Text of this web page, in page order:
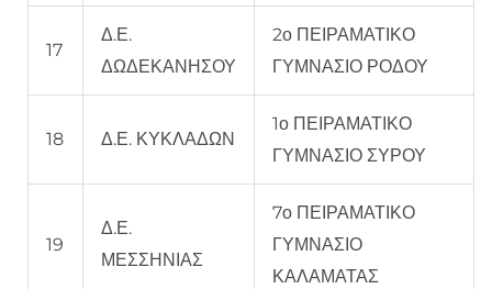
17
Δ.Ε.
ΔΩΔΕΚΑΝΗΣΟΥ
2ο ΠΕΙΡΑΜΑΤΙΚΟ
ΓΥΜΝΑΣΙΟ ΡΟΔΟΥ
18 Δ.Ε. ΚΥΚΛΑΔΩΝ
1ο ΠΕΙΡΑΜΑΤΙΚΟ
ΓΥΜΝΑΣΙΟ ΣΥΡΟΥ
19
Δ.Ε.
ΜΕΣΣΗΝΙΑΣ
7ο ΠΕΙΡΑΜΑΤΙΚΟ
ΓΥΜΝΑΣΙΟ
ΚΑΛΑΜΑΤΑΣ